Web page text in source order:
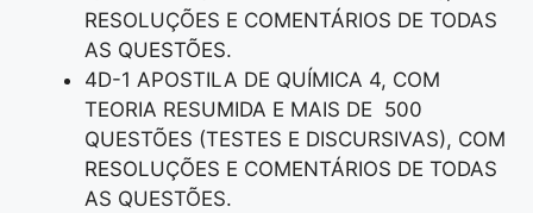
RESOLUÇÕES E COMENTÁRIOS DE TODAS
AS QUESTÕES.
4D-1 APOSTILA DE QUÍMICA 4, COM
TEORIA RESUMIDA E MAIS DE 500
QUESTÕES (TESTES E DISCURSIVAS), COM
RESOLUÇÕES E COMENTÁRIOS DE TODAS
AS QUESTÕES.